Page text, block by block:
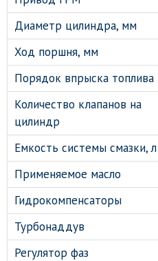
Диаметр цилиндра, мм
Ход поршня, мм
Порядок впрыска топлива
Количество клапанов на
цилиндр
Емкость системы смазки, л
Применяемое масло
Гидрокомпенсаторы
Турбонаддув
Регулятор фаз